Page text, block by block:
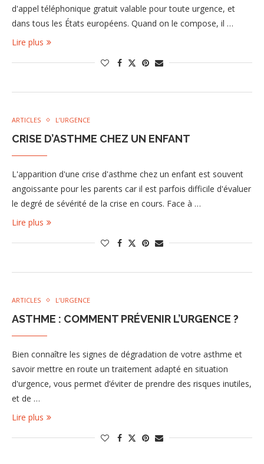
d'appel téléphonique gratuit valable pour toute urgence, et
dans tous les États européens. Quand on le compose, il …
Lire plus
ARTICLES L’URGENCE
CRISE D’ASTHME CHEZ UN ENFANT
L'apparition d'une crise d'asthme chez un enfant est souvent
angoissante pour les parents car il est parfois difficile d'évaluer
le degré de sévérité de la crise en cours. Face à …
Lire plus
ARTICLES L’URGENCE
ASTHME : COMMENT PRÉVENIR L’URGENCE ?
Bien connaître les signes de dégradation de votre asthme et
savoir mettre en route un traitement adapté en situation
d'urgence, vous permet d’éviter de prendre des risques inutiles,
et de …
Lire plus